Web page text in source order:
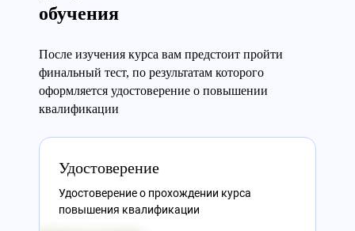
обучения
После изучения курса вам предстоит пройти
финальный тест, по результатам которого
оформляется удостоверение о повышении
квалификации
Удостоверение
Удостоверение о прохождении курса
повышения квалификации